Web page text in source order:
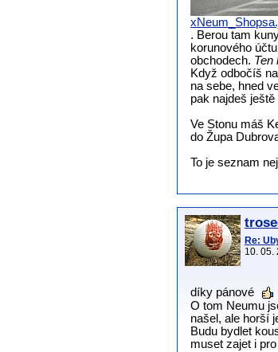
. Berou tam
korunového
obchodech. Ten
Když odbočíš
na sebe, hned
pak najdeš
Ve Stonu máš
do Župa
To je seznam
Re:
10. 05.
díky pánové
O tom Neumu
našel, ale horší
Budu bydlet
muset zajet i